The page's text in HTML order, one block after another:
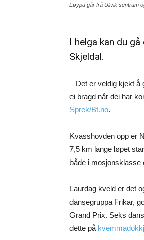
Løypa går frå Ulivik sentrum
I helga kan du
Skjeldal.
– Det er veldig kjekt å
ei bragd når dei har
Sprek/Bt.no.
Kvasshovden opp er
7,5 km lange løpet
både i
Laurdag kveld er det
dansegruppa Frikar,
Grand Prix. Seks
dette på